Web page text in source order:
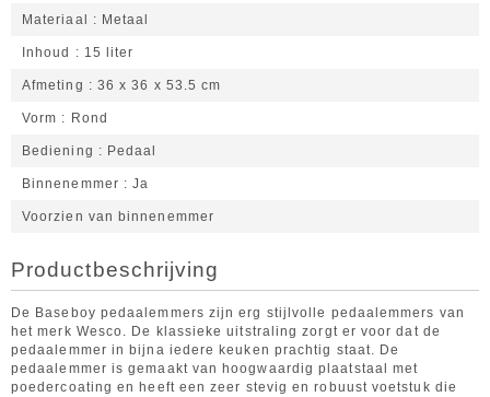
Materiaal Metaal
Inhoud 15 liter
Afmeting 36 x 36 x 53.5 cm
Vorm Rond
Bediening Pedaal
Binnenemmer Ja
Voorzien van binnenemmer
Productbeschrijving
De Baseboy pedaalemmers zijn erg stijlvolle pedaalemmers van
het merk Wesco. De klassieke uitstraling zorgt er voor dat de
pedaalemmer in bijna iedere keuken prachtig staat. De
pedaalemmer is gemaakt van hoogwaardig plaatstaal met
poedercoating en heeft een zeer stevig en robuust voetstuk die